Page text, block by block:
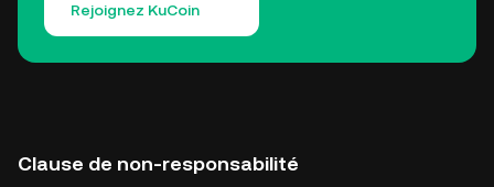
Rejoignez KuCoin
Clause de non-responsabilité